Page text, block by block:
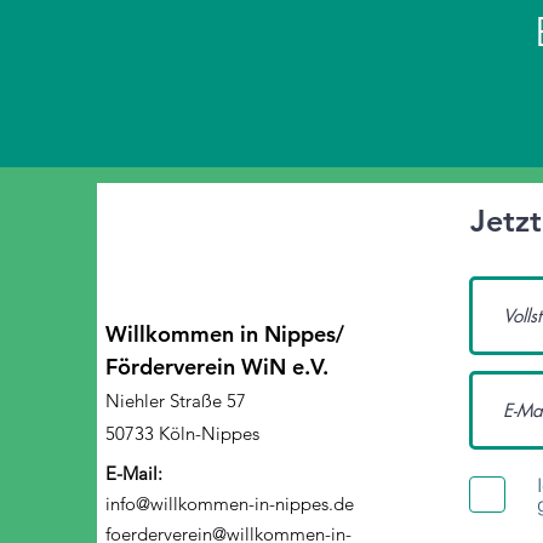
Willkommen in Nippes/
Förderverein WiN e.V.
Niehler Straße 57
50733 Köln-Nippes
E-Mail:
info@willkommen-in-nippes.de
foerderverein@willkommen-in-